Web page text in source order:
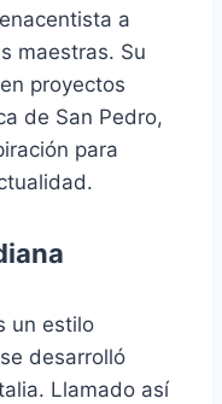
a
maestras. Su
proyectos
de San Pedro,
para
un estilo
desarrolló
Llamado así